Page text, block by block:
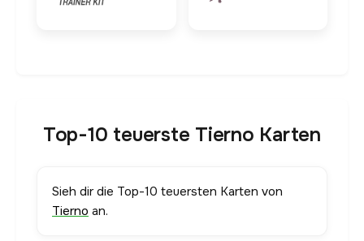
Top-10 teuerste Tierno Karten
Sieh dir die Top-10 teuersten Karten von
Tierno an.